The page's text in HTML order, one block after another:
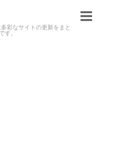
彩なサイトの更新をまと
す。